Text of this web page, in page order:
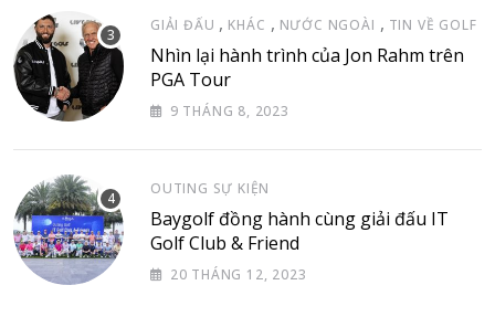
GIẢI ĐẤU , KHÁC , NƯỚC NGOÀI , TIN VỀ GOLF
Nhìn lại hành trình của Jon Rahm trên
PGA Tour
9 THÁNG 8, 2023
OUTING SỰ KIỆN
Baygolf đồng hành cùng giải đấu IT
Golf Club & Friend
20 THÁNG 12, 2023